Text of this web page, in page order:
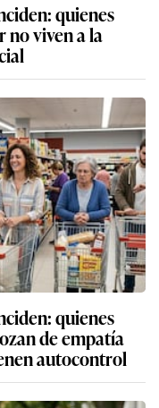
quienes
no viven a la
quienes
de empatía
autocontrol